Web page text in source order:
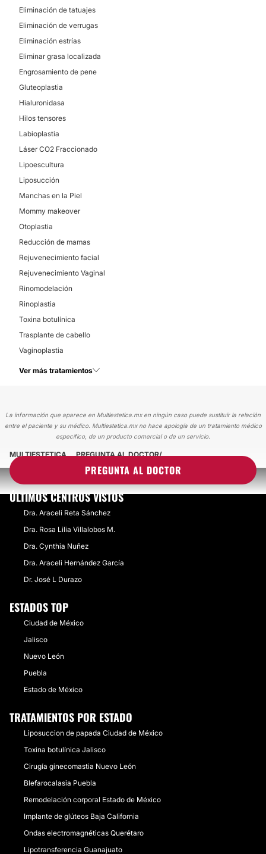
Eliminación de tatuajes
Eliminación de verrugas
Eliminación estrías
Eliminar grasa localizada
Engrosamiento de pene
Gluteoplastia
Hialuronidasa
Hilos tensores
Labioplastia
Láser CO2 Fraccionado
Lipoescultura
Liposucción
Manchas en la Piel
Mommy makeover
Otoplastia
Reducción de mamas
Rejuvenecimiento facial
Rejuvenecimiento Vaginal
Rinomodelación
Rinoplastia
Toxina botulínica
Trasplante de cabello
Vaginoplastia
Ver más tratamientos
La información que aparece en Multiestetica.mx en ningún caso puede sustituir la relación
entre el paciente y su médico. Multiestetica.mx no hace apología de un tratamiento médico
específico, de un producto comercial o de un servicio.
PREGUNTA AL DOCTOR
MULTIESTETICA PREGUNTA AL DOCTOR
ÚLTIMOS CENTROS VISTOS
Dra. Araceli Reta Sánchez
Dra. Rosa Lilia Villalobos M.
Dra. Cynthia Nuñez
Dra. Araceli Hernández García
Dr. José L Durazo
ESTADOS TOP
Ciudad de México
Jalisco
Nuevo León
Puebla
Estado de México
TRATAMIENTOS POR ESTADO
Liposuccion de papada Ciudad de México
Toxina botulínica Jalisco
Cirugía ginecomastia Nuevo León
Blefarocalasia Puebla
Remodelación corporal Estado de México
Implante de glúteos Baja California
Ondas electromagnéticas Querétaro
Lipotransferencia Guanajuato